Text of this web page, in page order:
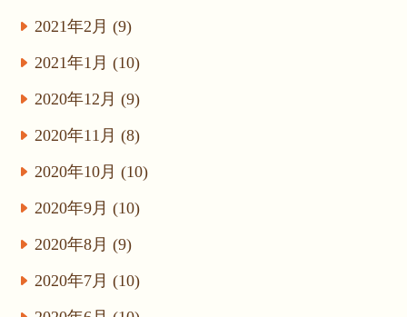
2021年2月 (9)
2021年1月 (10)
2020年12月 (9)
2020年11月 (8)
2020年10月 (10)
2020年9月 (10)
2020年8月 (9)
2020年7月 (10)